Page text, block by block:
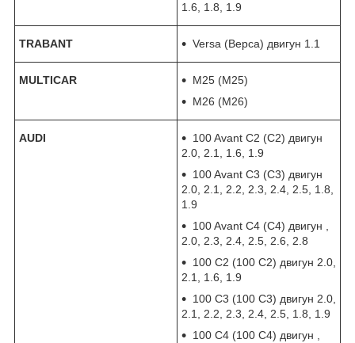
1.6, 1.8, 1.9
TRABANT Versa (Верса) двигун 1.1
MULTICAR
M25 (M25)
M26 (M26)
AUDI
100 Avant C2 (С2) двигун
2.0, 2.1, 1.6, 1.9
100 Avant C3 (С3) двигун
2.0, 2.1, 2.2, 2.3, 2.4, 2.5, 1.8,
1.9
100 Avant C4 (С4) двигун ,
2.0, 2.3, 2.4, 2.5, 2.6, 2.8
100 C2 (100 С2) двигун 2.0,
2.1, 1.6, 1.9
100 C3 (100 С3) двигун 2.0,
2.1, 2.2, 2.3, 2.4, 2.5, 1.8, 1.9
100 C4 (100 С4) двигун ,